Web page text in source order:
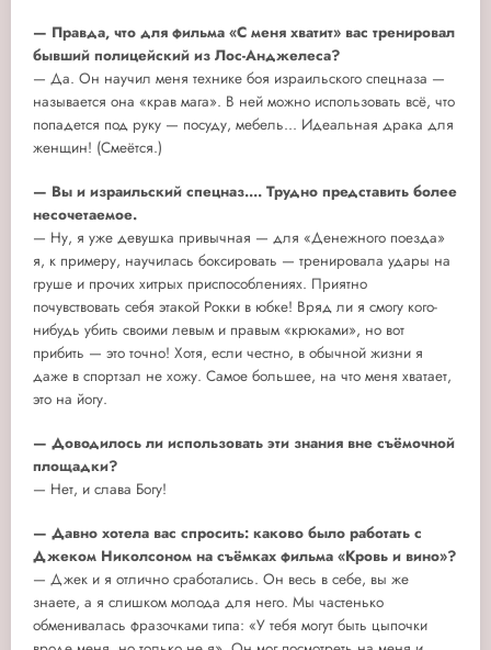
— Правда, что для фильма «С меня хватит» вас тренировал
бывший полицейский из Лос-Анджелеса?
— Да. Он научил меня технике боя израильского спецназа —
называется она «крав мага». В ней можно использовать всё, что
попадется под руку — посуду, мебель... Идеальная драка для
женщин! (Смеётся.)
— Вы и израильский спецназ.... Трудно представить более
несочетаемое.
— Ну, я уже девушка привычная — для «Денежного поезда»
я, к примеру, научилась боксировать — тренировала удары на
груше и прочих хитрых приспособлениях. Приятно
почувствовать себя этакой Рокки в юбке! Вряд ли я смогу кого-
нибудь убить своими левым и правым «крюками», но вот
прибить — это точно! Хотя, если честно, в обычной жизни я
даже в спортзал не хожу. Самое большее, на что меня хватает,
это на йогу.
— Доводилось ли использовать эти знания вне съёмочной
площадки?
— Нет, и слава Богу!
— Давно хотела вас спросить: каково было работать с
Джеком Николсоном на съёмках фильма «Кровь и вино»?
— Джек и я отлично сработались. Он весь в себе, вы же
знаете, а я слишком молода для него. Мы частенько
обменивалась фразочками типа: «У тебя могут быть цыпочки